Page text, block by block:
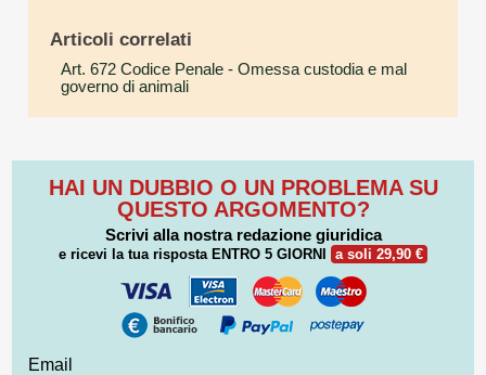
Articoli correlati
Art. 672 Codice Penale - Omessa custodia e mal
governo di animali
HAI UN DUBBIO O UN PROBLEMA SU
QUESTO ARGOMENTO?
Scrivi alla nostra redazione giuridica
e ricevi la tua risposta ENTRO 5 GIORNI a soli 29,90 €
Email